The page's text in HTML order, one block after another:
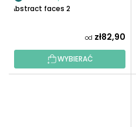
Abstract faces 2
od zł82,90
WYBIERAĆ